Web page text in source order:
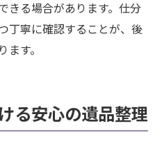
きる場合があります。仕分
丁寧に確認することが、後
す。
る安心の遺品整理